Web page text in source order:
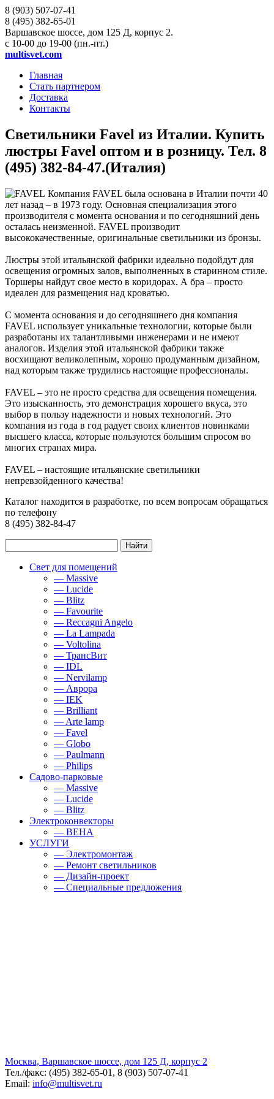
8 (903) 507-07-41
8 (495) 382-65-01
Варшавское шоссе, дом 125 Д, корпус 2.
с 10-00 до 19-00 (пн.-пт.)
multisvet.com
Главная
Стать партнером
Доставка
Контакты
Светильники Favel из Италии. Купить
люстры Favel оптом и в розницу. Тел. 8
(495) 382-84-47.(Италия)
Компания FAVEL была основана в Италии почти 40
лет назад – в 1973 году. Основная специализация этого
производителя с момента основания и по сегодняшний день
осталась неизменной. FAVEL производит
высококачественные, оригинальные светильники из бронзы.
Люстры этой итальянской фабрики идеально подойдут для
освещения огромных залов, выполненных в старинном стиле.
Торшеры найдут свое место в коридорах. А бра – просто
идеален для размещения над кроватью.
С момента основания и до сегодняшнего дня компания
FAVEL использует уникальные технологии, которые были
разработаны их талантливыми инженерами и не имеют
аналогов. Изделия этой итальянской фабрики также
восхищают великолепным, хорошо продуманным дизайном,
над которым также трудились настоящие профессионалы.
FAVEL – это не просто средства для освещения помещения.
Это изысканность, это демонстрация хорошего вкуса, это
выбор в пользу надежности и новых технологий. Это
компания из года в год радует своих клиентов новинками
высшего класса, которые пользуются большим спросом во
многих странах мира.
FAVEL – настоящие итальянские светильники
непревзойденного качества!
Каталог находится в разработке, по всем вопросам обращаться
по телефону
8 (495) 382-84-47
Свет для помещений
— Massive
— Lucide
— Blitz
— Favourite
— Reccagni Angelo
— La Lampada
— Voltolina
— ТрансВит
— IDL
— Nervilamp
— Аврора
— IEK
— Brilliant
— Arte lamp
— Favel
— Globo
— Paulmann
— Philips
Садово-парковые
— Massive
— Lucide
— Blitz
Электроконвекторы
— BEHA
УСЛУГИ
— Электромонтаж
— Ремонт светильников
— Дизайн-проект
— Специальные предложения
Москва, Варшавское шоссе, дом 125 Д, корпус 2
Тел./факс: (495) 382-65-01, 8 (903) 507-07-41
Email: info@multisvet.ru